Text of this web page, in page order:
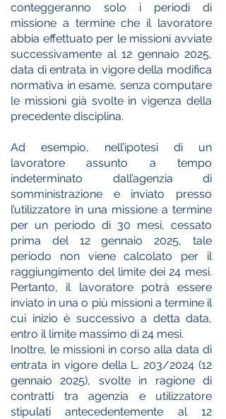
conteggeranno solo i periodi di
missione a termine che il lavoratore
abbia effettuato per le missioni avviate
successivamente al 12 gennaio 2025,
data di entrata in vigore della modifica
normativa in esame, senza computare
le missioni già svolte in vigenza della
precedente disciplina.
Ad esempio, nell’ipotesi di un
lavoratore assunto a tempo
indeterminato dall’agenzia di
somministrazione e inviato presso
l’utilizzatore in una missione a termine
per un periodo di 30 mesi, cessato
prima del 12 gennaio 2025, tale
periodo non viene calcolato per il
raggiungimento del limite dei 24 mesi.
Pertanto, il lavoratore potrà essere
inviato in una o più missioni a termine il
cui inizio è successivo a detta data,
entro il limite massimo di 24 mesi.
Inoltre, le missioni in corso alla data di
entrata in vigore della L. 203/2024 (12
gennaio 2025), svolte in ragione di
contratti tra agenzia e utilizzatore
stipulati antecedentemente al 12